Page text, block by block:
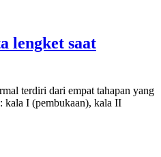
lengket saat
terdiri dari empat tahapan yang
kala I (pembukaan), kala II